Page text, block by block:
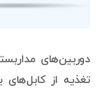
دوربین‌های
تغذیه از